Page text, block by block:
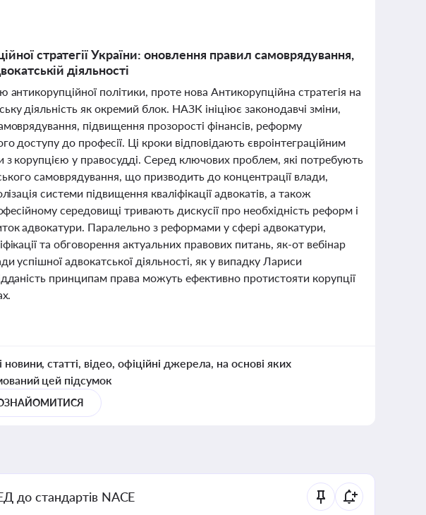
стратегії України: оновлення правил самоврядування,
діяльності
політики, проте нова Антикорупційна стратегія на
діяльність як окремий блок. НАЗК ініціює законодавчі зміни,
підвищення прозорості фінансів, реформу
доступу до професії. Ці кроки відповідають євроінтеграційним
корупцією у правосудді. Серед ключових проблем, які потребують
самоврядування, що призводить до концентрації влади,
системи підвищення кваліфікації адвокатів, а також
середовищі тривають дискусії про необхідність реформ і
адвокатури. Паралельно з реформами у сфері адвокатури,
та обговорення актуальних правових питань, як-от вебінар
адвокатської діяльності, як у випадку Лариси
принципам права можуть ефективно протистояти корупції
статті, відео, офіційні джерела, на основі яких
цей підсумок
до стандартів NACE